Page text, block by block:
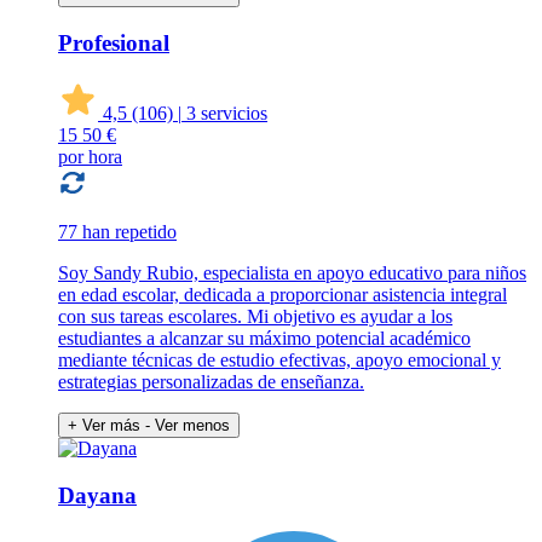
Profesional
4,5 (106) | 3 servicios
15 50 €
por hora
77 han repetido
Soy Sandy Rubio, especialista en apoyo educativo para niños
en edad escolar, dedicada a proporcionar asistencia integral
con sus tareas escolares. Mi objetivo es ayudar a los
estudiantes a alcanzar su máximo potencial académico
mediante técnicas de estudio efectivas, apoyo emocional y
estrategias personalizadas de enseñanza.
+ Ver más - Ver menos
Dayana